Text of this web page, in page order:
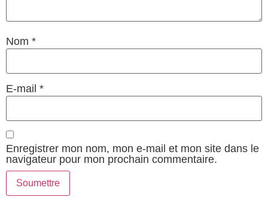
Nom *
E-mail *
Enregistrer mon nom, mon e-mail et mon site dans le
navigateur pour mon prochain commentaire.